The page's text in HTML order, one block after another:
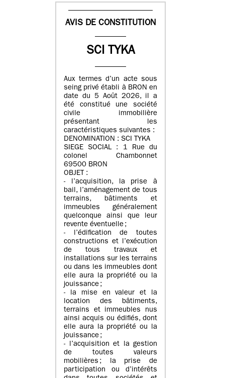
AVIS DE CONSTITUTION
SCI TYKA
Aux termes d’un acte sous
seing privé établi à BRON en
date du 5 Août 2026, il a
été constitué une société
civile immobilière
présentant les
caractéristiques suivantes :
DENOMINATION : SCI TYKA
SIEGE SOCIAL : 1 Rue du
colonel Chambonnet
69500 BRON
OBJET :
- l’acquisition, la prise à
bail, l’aménagement de tous
terrains, bâtiments et
immeubles généralement
quelconque ainsi que leur
revente éventuelle ;
- l’édification de toutes
constructions et l’exécution
de tous travaux et
installations sur les terrains
ou dans les immeubles dont
elle aura la propriété ou la
jouissance ;
- la mise en valeur et la
location des bâtiments,
terrains et immeubles nus
ainsi acquis ou édifiés, dont
elle aura la propriété ou la
jouissance ;
- l’acquisition et la gestion
de toutes valeurs
mobilières ; la prise de
participation ou d’intérêts